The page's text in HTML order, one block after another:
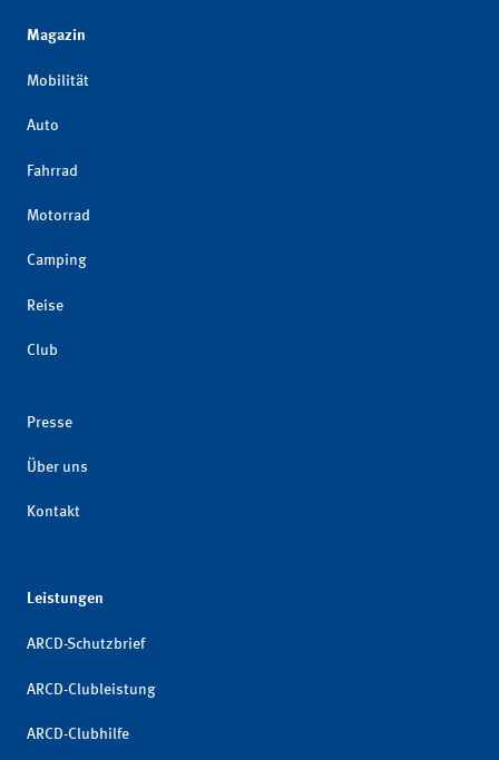
Magazin
Mobilität
Auto
Fahrrad
Motorrad
Camping
Reise
Club
Presse
Über uns
Kontakt
Leistungen
ARCD-Schutzbrief
ARCD-Clubleistung
ARCD-Clubhilfe